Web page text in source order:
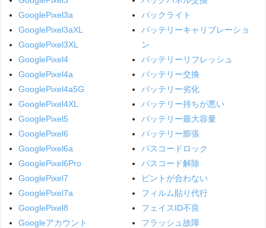
GooglePixel3a
GooglePixel3aXL
GooglePixel3XL
GooglePixel4
GooglePixel4a
GooglePixel4a5G
GooglePixel4XL
GooglePixel5
GooglePixel6
GooglePixel6a
GooglePixel6Pro
GooglePixel7
GooglePixel7a
GooglePixel8
Googleアカウント
バックライト
バッテリーキャリブレーショ
ン
バッテリーリフレッシュ
バッテリー交換
バッテリー劣化
バッテリー持ちが悪い
バッテリー最大容量
バッテリー膨張
パスコードロック
パスコード解除
ピントが合わない
フィルム貼り代行
フェイスID不良
フラッシュ故障